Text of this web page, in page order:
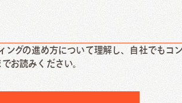
グの進め方について理解し、自社でもコ
お読みください。